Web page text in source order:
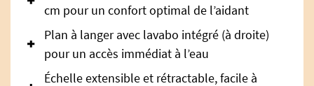
cm pour un confort optimal de l’aidant
Plan à langer avec lavabo intégré (à droite)
pour un accès immédiat à l’eau
Échelle extensible et rétractable, facile à